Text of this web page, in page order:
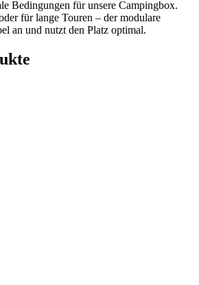
Bedingungen für unsere Campingbox.
für lange Touren – der modulare
an und nutzt den Platz optimal.